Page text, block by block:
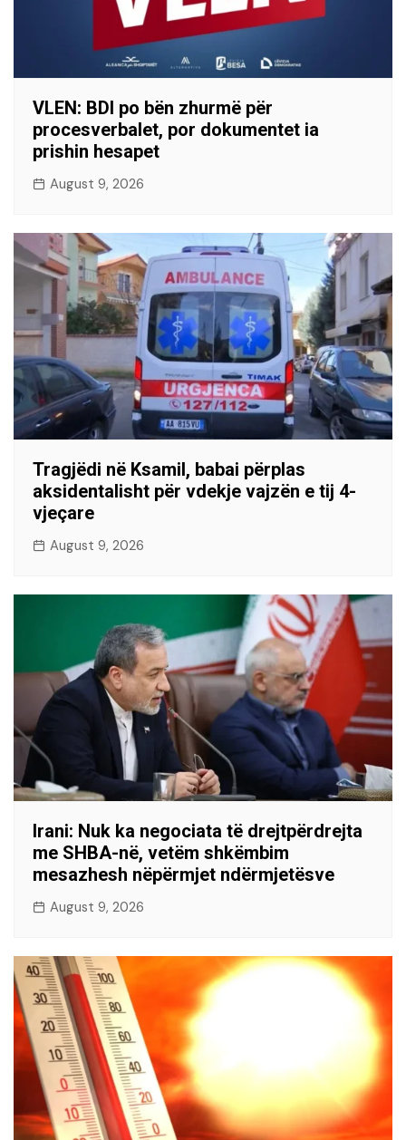
VLEN: BDI po bën zhurmë për
procesverbalet, por dokumentet ia
prishin hesapet
August 9, 2026
Tragjëdi në Ksamil, babai përplas
aksidentalisht për vdekje vajzën e tij 4-
vjeçare
August 9, 2026
Irani: Nuk ka negociata të drejtpërdrejta
me SHBA-në, vetëm shkëmbim
mesazhesh nëpërmjet ndërmjetësve
August 9, 2026